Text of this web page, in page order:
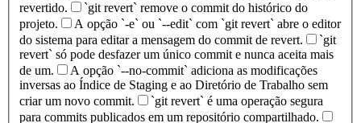
revertido.
`git revert` remove o commit do histórico do
projeto.
A opção `-e` ou `--edit` com `git revert` abre o editor
do sistema para editar a mensagem do commit de revert.
`git
revert` só pode desfazer um único commit e nunca aceita mais
de um.
A opção `--no-commit` adiciona as modificações
inversas ao Índice de Staging e ao Diretório de Trabalho sem
criar um novo commit.
`git revert` é uma operação segura
para commits publicados em um repositório compartilhado.